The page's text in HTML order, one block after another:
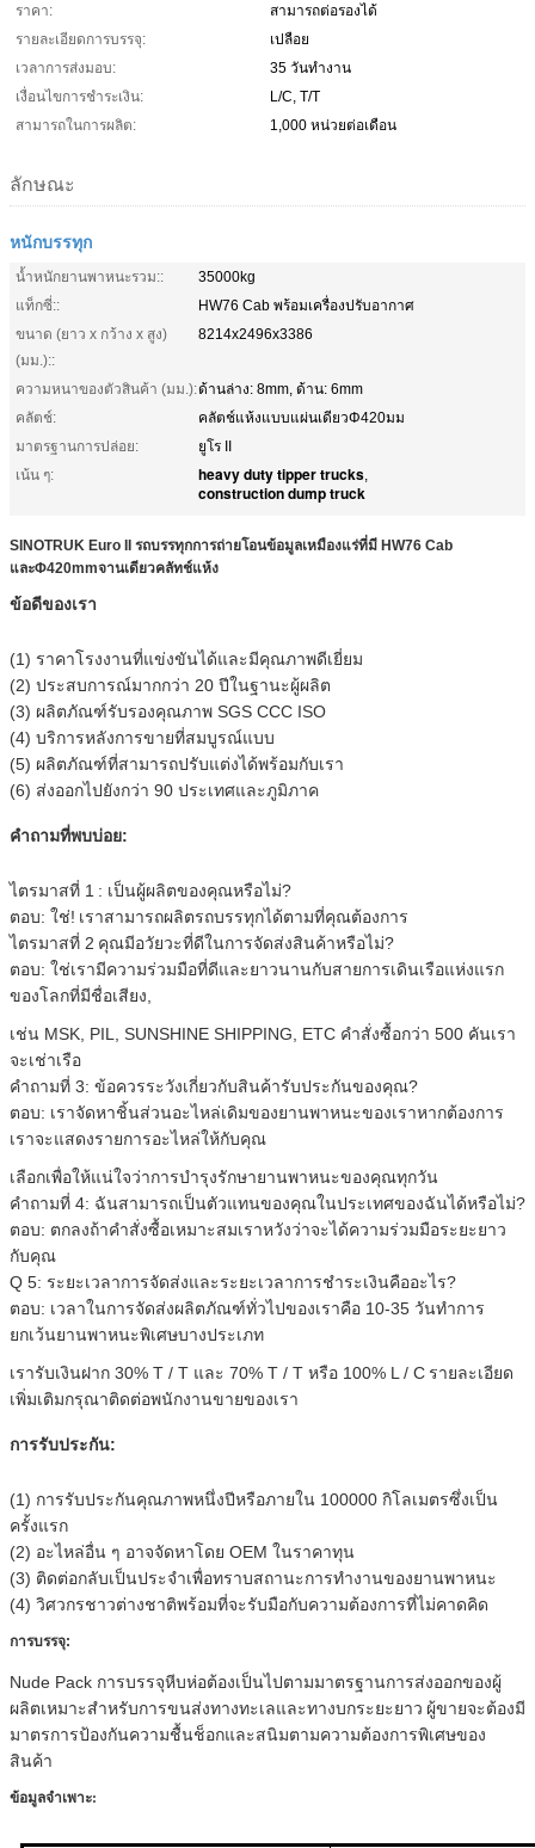
ราคา:
สามารถต่อรองได้
รายละเอียดการบรรจุ:
เปลือย
เวลาการส่งมอบ:
35 วันทำงาน
เงื่อนไขการชำระเงิน:
L/C, T/T
สามารถในการผลิต:
1,000 หน่วยต่อเดือน
ลักษณะ
หนักบรรทุก
น้ำหนักยานพาหนะรวม::
35000kg
แท็กซี่::
HW76 Cab พร้อมเครื่องปรับอากาศ
ขนาด (ยาว x กว้าง x สูง)
(มม.)::
8214x2496x3386
ความหนาของตัวสินค้า (มม.):ด้านล่าง: 8mm, ด้าน: 6mm
คลัตช์:
คลัตช์แห้งแบบแผ่นเดียวΦ420มม
มาตรฐานการปล่อย:
ยูโร II
เน้น ๆ:
heavy duty tipper trucks,
construction dump truck
SINOTRUK Euro II รถบรรทุกการถ่ายโอนข้อมูลเหมืองแร่ที่มี HW76 Cab
และΦ420mmจานเดียวคลัทช์แห้ง
ข้อดีของเรา
(1) ราคาโรงงานที่แข่งขันได้และมีคุณภาพดีเยี่ยม
(2) ประสบการณ์มากกว่า 20 ปีในฐานะผู้ผลิต
(3) ผลิตภัณฑ์รับรองคุณภาพ SGS CCC ISO
(4) บริการหลังการขายที่สมบูรณ์แบบ
(5) ผลิตภัณฑ์ที่สามารถปรับแต่งได้พร้อมกับเรา
(6) ส่งออกไปยังกว่า 90 ประเทศและภูมิภาค
คำถามที่พบบ่อย:
ไตรมาสที่ 1 : เป็นผู้ผลิตของคุณหรือไม่?
ตอบ: ใช่! เราสามารถผลิตรถบรรทุกได้ตามที่คุณต้องการ
ไตรมาสที่ 2 คุณมีอวัยวะที่ดีในการจัดส่งสินค้าหรือไม่?
ตอบ: ใช่เรามีความร่วมมือที่ดีและยาวนานกับสายการเดินเรือแห่งแรก
ของโลกที่มีชื่อเสียง,
เช่น MSK, PIL, SUNSHINE SHIPPING, ETC คำสั่งซื้อกว่า 500 คันเรา
จะเช่าเรือ
คำถามที่ 3: ข้อควรระวังเกี่ยวกับสินค้ารับประกันของคุณ?
ตอบ: เราจัดหาชิ้นส่วนอะไหล่เดิมของยานพาหนะของเราหากต้องการ
เราจะแสดงรายการอะไหล่ให้กับคุณ
เลือกเพื่อให้แน่ใจว่าการบำรุงรักษายานพาหนะของคุณทุกวัน
คำถามที่ 4: ฉันสามารถเป็นตัวแทนของคุณในประเทศของฉันได้หรือไม่?
ตอบ: ตกลงถ้าคำสั่งซื้อเหมาะสมเราหวังว่าจะได้ความร่วมมือระยะยาว
กับคุณ
Q 5: ระยะเวลาการจัดส่งและระยะเวลาการชำระเงินคืออะไร?
ตอบ: เวลาในการจัดส่งผลิตภัณฑ์ทั่วไปของเราคือ 10-35 วันทำการ
ยกเว้นยานพาหนะพิเศษบางประเภท
เรารับเงินฝาก 30% T / T และ 70% T / T หรือ 100% L / C รายละเอียด
เพิ่มเติมกรุณาติดต่อพนักงานขายของเรา
การรับประกัน:
(1) การรับประกันคุณภาพหนึ่งปีหรือภายใน 100000 กิโลเมตรซึ่งเป็น
ครั้งแรก
(2) อะไหล่อื่น ๆ อาจจัดหาโดย OEM ในราคาทุน
(3) ติดต่อกลับเป็นประจำเพื่อทราบสถานะการทำงานของยานพาหนะ
(4) วิศวกรชาวต่างชาติพร้อมที่จะรับมือกับความต้องการที่ไม่คาดคิด
การบรรจุ:
Nude Pack การบรรจุหีบห่อต้องเป็นไปตามมาตรฐานการส่งออกของผู้
ผลิตเหมาะสำหรับการขนส่งทางทะเลและทางบกระยะยาว ผู้ขายจะต้องมี
มาตรการป้องกันความชื้นช็อกและสนิมตามความต้องการพิเศษของ
สินค้า
ข้อมูลจำเพาะ: